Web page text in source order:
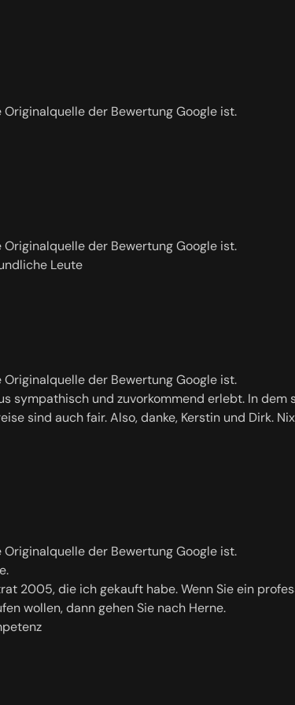
der Bewertung Google ist.
der Bewertung Google ist.
Leute
der Bewertung Google ist.
sympathisch und zuvorkommend erlebt. In
sind auch fair. Also, danke, Kerstin und Dirk.
der Bewertung Google ist.
2005, die ich gekauft habe. Wenn Sie ein
wollen, dann gehen Sie nach Herne.